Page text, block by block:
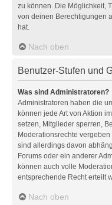
zu können. Die Möglichkeit,
von deinen Berechtigungen
hat.
Nach oben
Benutzer-Stufen und
Was sind Administratoren?
Administratoren haben die
können jede Art von Aktion
setzen, Mitglieder sperren,
Moderationsrechte vergeben
sind allerdings davon
Forums oder ein anderer
können auch volle
entsprechende Recht erteilt
Nach oben